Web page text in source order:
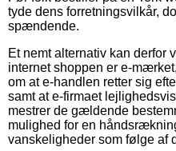
tyde dens forretningsvilkår,
spændende.
Et nemt alternativ kan derfor
internet shoppen er e-
om at e-handlen retter sig
samt at e-firmaet
mestrer de gældende
mulighed for en
vanskeligheder som følge af